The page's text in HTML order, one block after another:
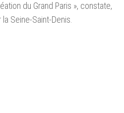
du Grand Paris », constate,
Seine-Saint-Denis.